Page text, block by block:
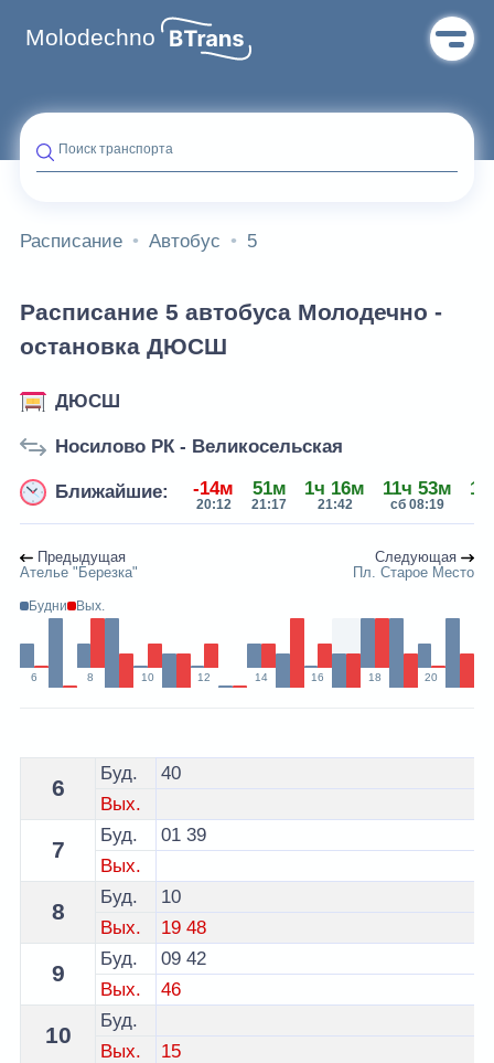
Molodechno
Поиск транспорта
Расписание Автобус 5
Расписание 5 автобуса Молодечно -
остановка ДЮСШ
ДЮСШ
Носилово РК - Великосельская
Ближайшие: -14м
20:12
51м
21:17
1ч 16м
21:42
11ч 53м
сб 08:19
Предыдущая
Ателье "Березка"
Следующая
Пл. Старое Место
Будни Вых.
6 8 10 12 14 16 18 20
Расписание 5 автобуса Молодечно - остановка ДЮСШ
6
Буд.
40
Вых.
7
Буд. 01 39
Вых.
8
Буд.
10
Вых.
19 48
9
Буд. 09 42
Вых.
46
10
Буд.
Вых.
15